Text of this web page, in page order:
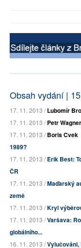
Obsah vydání |
17. 11. 2013 /Lubomír
17. 11. 2013 /Petr Wagner
17. 11. 2013 /Boris Cvek
1989?
17. 11. 2013 /Erik Best:
ČR
17. 11. 2013 /Maďarský
země
17. 11. 2013 /Kryl
17. 11. 2013 /Varšava:
globálního...
16. 11. 2013 /Vylučováni,